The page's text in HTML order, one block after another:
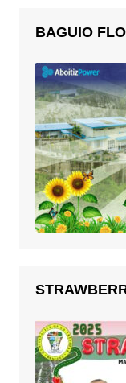
BAGUIO